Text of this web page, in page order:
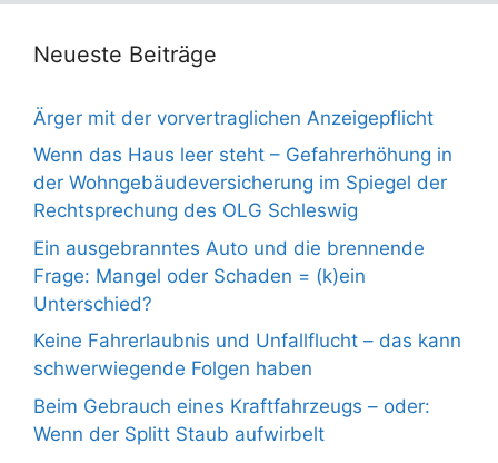
Neueste Beiträge
Ärger mit der vorvertraglichen Anzeigepflicht
Wenn das Haus leer steht – Gefahrerhöhung in
der Wohngebäudeversicherung im Spiegel der
Rechtsprechung des OLG Schleswig
Ein ausgebranntes Auto und die brennende
Frage: Mangel oder Schaden = (k)ein
Unterschied?
Keine Fahrerlaubnis und Unfallflucht – das kann
schwerwiegende Folgen haben
Beim Gebrauch eines Kraftfahrzeugs – oder:
Wenn der Splitt Staub aufwirbelt